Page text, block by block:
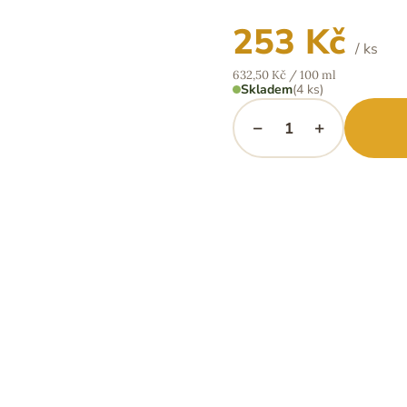
253 Kč / ks
Měrná
cena:
632,50 Kč / 100 ml
Skladem(4 ks)
+
−